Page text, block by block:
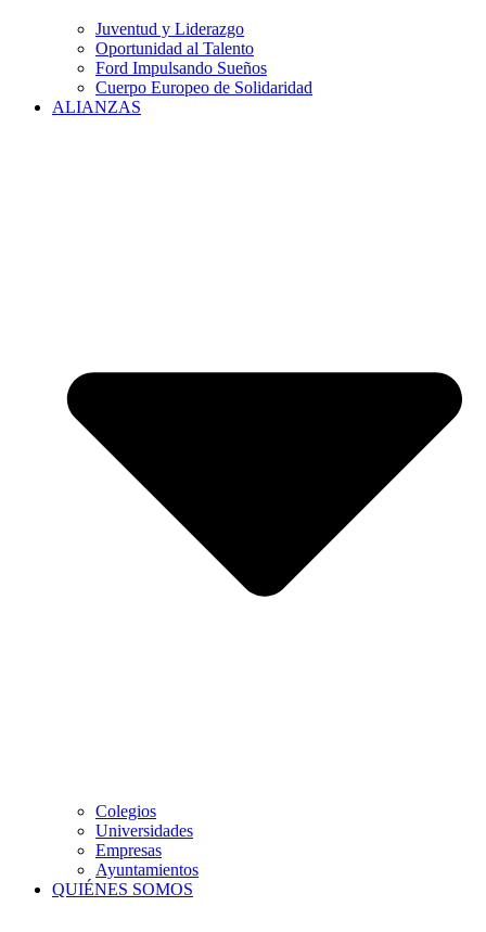
Juventud y Liderazgo
Oportunidad al Talento
Ford Impulsando Sueños
Cuerpo Europeo de Solidaridad
ALIANZAS
Colegios
Universidades
Empresas
Ayuntamientos
QUIÉNES SOMOS